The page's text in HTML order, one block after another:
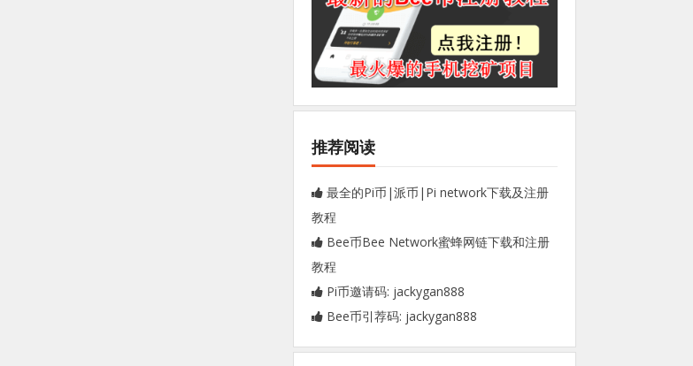
推荐阅读
最全的Pi币|派币|Pi network下载及注册
教程
Bee币Bee Network蜜蜂网链下载和注册
教程
Pi币邀请码: jackygan888
Bee币引荐码: jackygan888